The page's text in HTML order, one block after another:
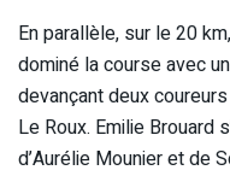
En parallèle, sur le 20
dominé la course avec
devançant deux
Le Roux. Emilie Brouard
d’Aurélie Mounier et de